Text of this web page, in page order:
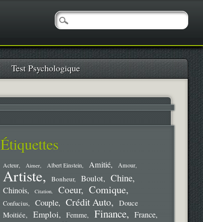
Test Psychologique
Étiquettes
Acteur Aimer Albert Einstein Amitié Amour
Artiste Bonheur Boulot Chine
Chinois Citation Coeur Comique
Confucius Couple Crédit Auto
Douce
Moitiée
Emploi Femme Finance France